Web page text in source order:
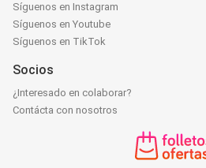
Síguenos en Instagram
Síguenos en Youtube
Síguenos en TikTok
Socios
¿Interesado en colaborar?
Contácta con nosotros